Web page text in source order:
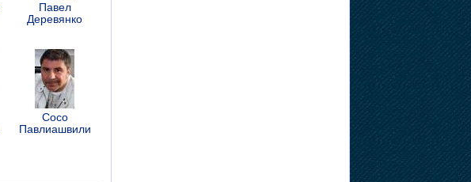
Павел
Деревянко
Сосо
Павлиашвили